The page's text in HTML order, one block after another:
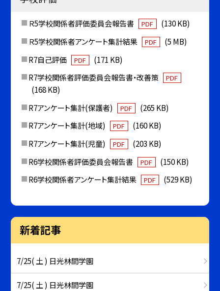
Ｒ5学校関係者評価委員会報告書 PDF
(130 KB)
Ｒ5学校関係者アンケート集計結果
PDF
(5 MB)
R7自己評価
PDF
(171 KB)
R7学校関係者評価委員会報告書・改善策
PDF
(168 KB)
R7アンケート集計(保護者)
PDF
(265 KB)
R7アンケート集計(地域)
PDF
(160 KB)
R7アンケート集計(児童)
PDF
(203 KB)
R6学校関係者評価委員会報告書
PDF
(150 KB)
R6学校関係者アンケート集計結果
PDF (529 KB)
新着記事
7/25( 土 ) 日光林間学園
7/25( 土 ) 日光林間学園